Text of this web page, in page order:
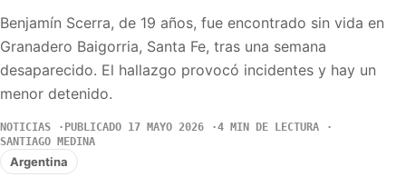
Benjamín Scerra, de 19 años, fue encontrado sin vida en
Granadero Baigorria, Santa Fe, tras una semana
desaparecido. El hallazgo provocó incidentes y hay un
menor detenido.
NOTICIAS PUBLICADO 17 MAYO 2026
4 MIN DE LECTURA
SANTIAGO MEDINA
Argentina